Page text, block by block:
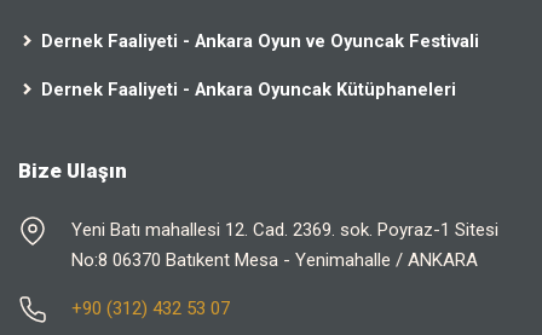
Dernek Faaliyeti - Ankara Oyun ve Oyuncak Festivali
Dernek Faaliyeti - Ankara Oyuncak Kütüphaneleri
Bize Ulaşın
Yeni Batı mahallesi 12. Cad. 2369. sok. Poyraz-1 Sitesi
No:8 06370 Batıkent Mesa - Yenimahalle / ANKARA
+90 (312) 432 53 07